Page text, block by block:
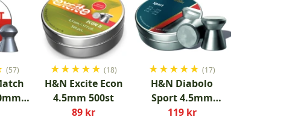
(57) ★★★★★ (18)
H&N Excite Econ
4.5mm 500st
89 kr
★★★★★ (17)
H&N Diabolo
Sport 4.5mm
500st
119 kr